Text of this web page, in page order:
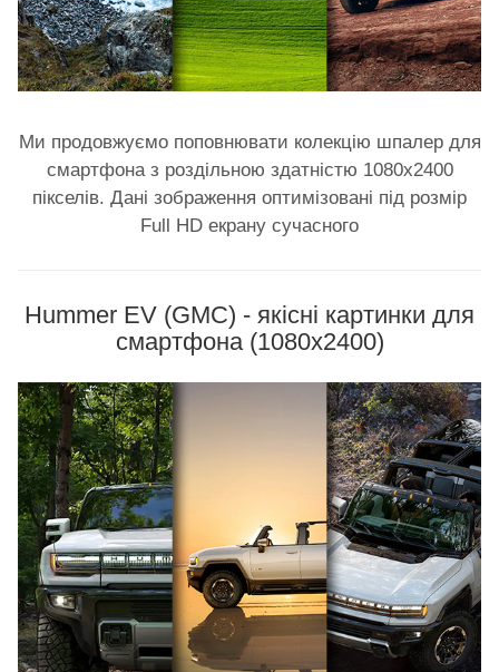
Ми продовжуємо поповнювати колекцію шпалер для
смартфона з роздільною здатністю 1080x2400
пікселів. Дані зображення оптимізовані під розмір
Full HD екрану сучасного
Hummer EV (GMC) - якісні картинки для
смартфона (1080x2400)